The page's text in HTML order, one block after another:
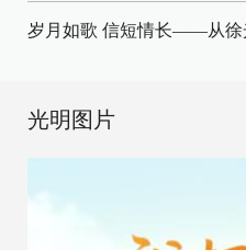
岁月如歌 信短情长——从徐
光明图片